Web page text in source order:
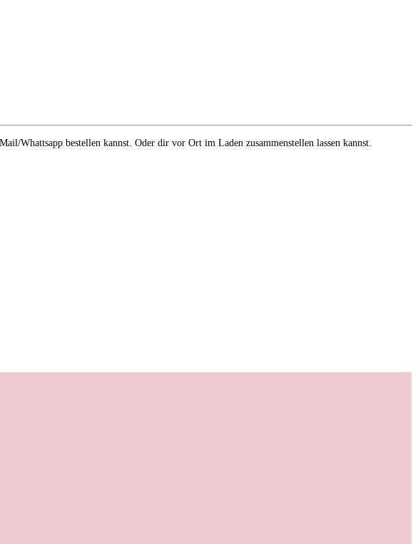
Whattsapp bestellen kannst. Oder dir vor Ort im Laden zusammenstellen lassen kannst.